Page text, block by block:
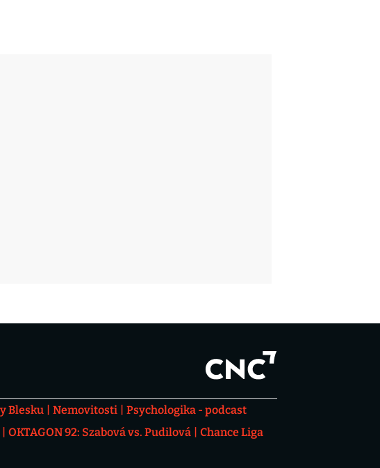
Blesku Nemovitosti
Psychologika - podcast
OKTAGON 92: Szabová vs. Pudilová
Chance Liga